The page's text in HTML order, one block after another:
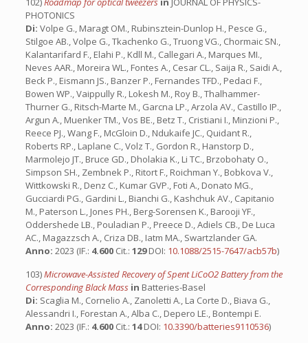
PHOTONICS
Di: Volpe G., Maragt OM., Rubinsztein-Dunlop H., Pesce G.,
Stilgoe AB., Volpe G., Tkachenko G., Truong VG., Chormaic SN.,
Kalantarifard F., Elahi P., Kdll M., Callegari A., Marques MI.,
Neves AAR., Moreira WL., Fontes A., Cesar CL., Saija R., Saidi A.,
Beck P., Eismann JS., Banzer P., Fernandes TFD., Pedaci F.,
Bowen WP., Vaippully R., Lokesh M., Roy B., Thalhammer-
Thurner G., Ritsch-Marte M., Garcna LP., Arzola AV., Castillo IP.,
Argun A., Muenker TM., Vos BE., Betz T., Cristiani I., Minzioni P.,
Reece PJ., Wang F., McGloin D., Ndukaife JC., Quidant R.,
Roberts RP., Laplane C., Volz T., Gordon R., Hanstorp D.,
Marmolejo JT., Bruce GD., Dholakia K., Li TC., Brzobohaty O.,
Simpson SH., Zembnek P., Ritort F., Roichman Y., Bobkova V.,
Wittkowski R., Denz C., Kumar GVP., Foti A., Donato MG.,
Gucciardi PG., Gardini L., Bianchi G., Kashchuk AV., Capitanio
M., Paterson L., Jones PH., Berg-Sorensen K., Barooji YF.,
Oddershede LB., Pouladian P., Preece D., Adiels CB., De Luca
AC., Magazzsch A., Criza DB., Iatm MA., Swartzlander GA.
Anno: 2023 (IF.: 4.600 Cit.: 129DOI: 10.1088/2515-7647/acb57b)
103)Microwave-Assisted Recovery of Spent LiCoO2 Battery from the
Corresponding Black Mass in Batteries-Basel
Di: Scaglia M., Cornelio A., Zanoletti A., La Corte D., Biava G.,
Alessandri I., Forestan A., Alba C., Depero LE., Bontempi E.
Anno: 2023 (IF.: 4.600 Cit.: 14DOI: 10.3390/batteries9110536)